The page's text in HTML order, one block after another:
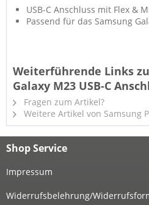
USB-C Anschluss mit Flex &
Passend für das Samsung
Weiterführende Links
Galaxy M23 USB-C
Fragen zum Artikel?
Weitere Artikel von Samsung
Shop Service
Impressum
Widerrufsbelehrung/